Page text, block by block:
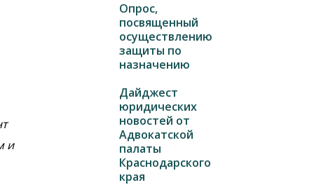
и
Опрос,
посвященный
осуществлению
защиты по
назначению
Дайджест
юридических
новостей от
Адвокатской
палаты
Краснодарского
края